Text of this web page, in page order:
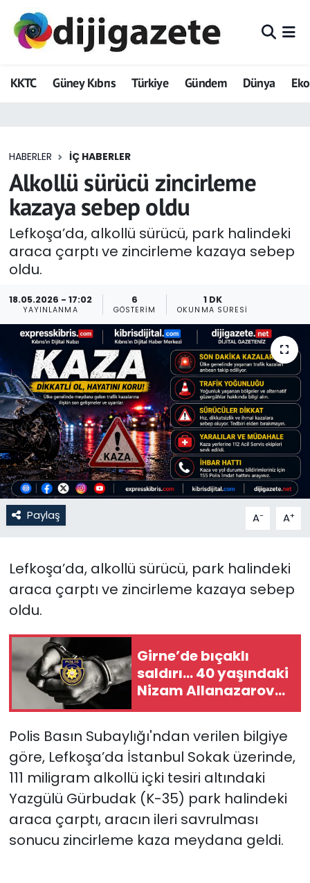
KKTC Güney Kıbrıs Türkiye Gündem Dünya
HABERLER İÇ HABERLER
Alkollü sürücü zincirleme
kazaya sebep oldu
Lefkoşa’da, alkollü sürücü, park halindeki
araca çarptı ve zincirleme kazaya sebep
oldu.
18.05.2026 - 17:02
YAYINLANMA
6
GÖSTERIM
1 DK
OKUNMA SÜRESI
Paylaş A- A+
Lefkoşa’da, alkollü sürücü, park halindeki
araca çarptı ve zincirleme kazaya sebep
oldu.
Girne’de bıçaklı
saldırı… 40 yaşındaki
Nizam Allanazarov
hayatını kaybetti
Polis Basın Subaylığı'ndan verilen bilgiye
göre, Lefkoşa’da İstanbul Sokak üzerinde,
111 miligram alkollü içki tesiri altındaki
Yazgülü Gürbudak (K-35) park halindeki
araca çarptı, aracın ileri savrulması
sonucu zincirleme kaza meydana geldi.
ADVERTORIAL
Dijigazete
Eğitim
Ekonomi
Foto Galeri
GEZİ
Güncel
Gündem
KKTC
KKTC YEREL SEÇİM 2018
Kültür Sanat
Magazin
Moda
Otomobil Dünyası
Politika
SAĞLIK
Spor
TÜRKiYE
Video Galeri
YAŞAM
Hava Durumu
Trafik Durumu
Tüm Manşetler
Son Dakika Haberleri
Haber Arşivi